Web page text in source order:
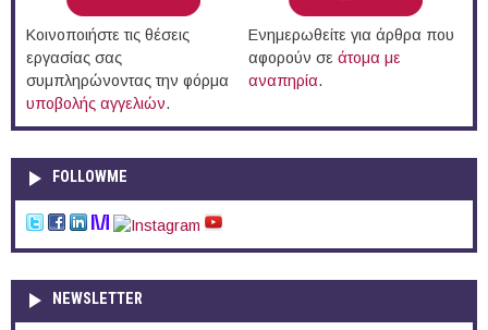
Κοινοποιήστε τις θέσεις
εργασίας σας
συμπληρώνοντας την φόρμα
υποβολής αγγελιών.
Ενημερωθείτε για άρθρα που
αφορούν σε άτομα με
αναπηρία.
FOLLOWME
NEWSLETTER